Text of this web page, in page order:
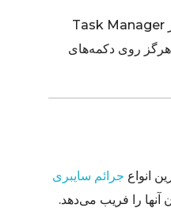
ج: تب مرورگر را ببندید یا از Task Manager
هرگز روی دکمه‌های
انواع جرائم سایبری
آنها را فریب می‌دهد.